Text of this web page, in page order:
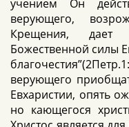
учением Он
верующего,
Крещения, дает
Божественной силы
верующего
Евхаристии, опять
но кающегося